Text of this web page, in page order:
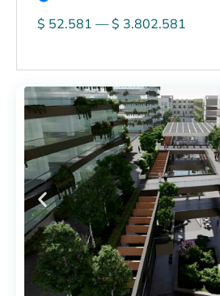
$ 52.581 —$ 3.802.581